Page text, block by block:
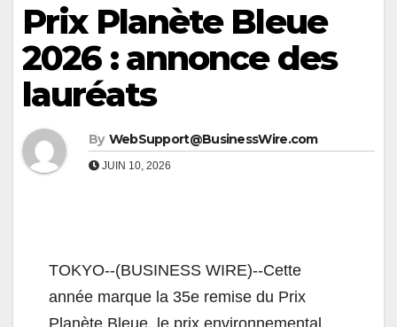
Prix Planète Bleue
2026 : annonce des
lauréats
By WebSupport@BusinessWire.com
JUIN 10, 2026
TOKYO--(BUSINESS WIRE)--Cette
année marque la 35e remise du Prix